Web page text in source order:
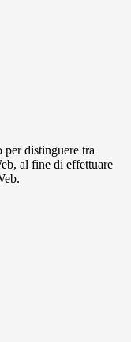
distinguere tra
al fine di effettuare